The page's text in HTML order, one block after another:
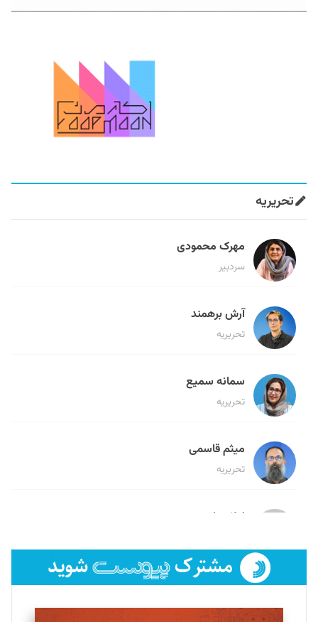
تحریریه
مهرک محمودی
سردبیر
آرش برهمند
تحریریه
سمانه سمیع
تحریریه
میثم قاسمی
تحریریه
لیلا حنارود
فائزه فتحی رستمی
تحریریه